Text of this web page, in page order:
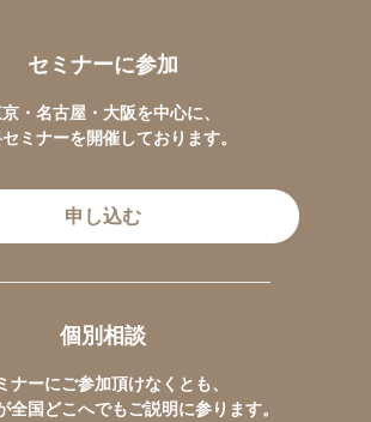
セミナーに参加
・名古屋・大阪を中心に、
ミナーを開催しております。
申し込む
個別相談
ナーにご参加頂けなくとも、
全国どこへでもご説明に参ります。